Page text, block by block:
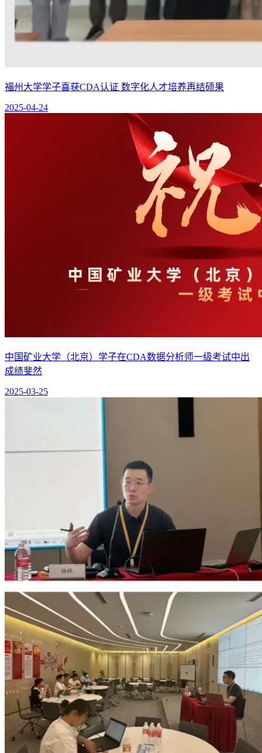
福州大学学子喜获CDA认证 数字化人才培养再结硕果
2025-04-24
中国矿业大学（北京）学子在CDA数据分析师一级考试中出
成绩斐然
2025-03-25